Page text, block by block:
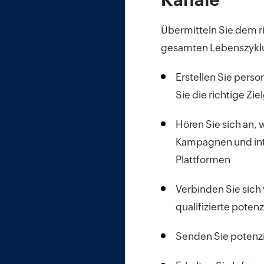
Übermitteln Sie dem
gesamten
Erstellen Sie
Sie die richtige
Hören Sie sich
Kampagnen und
Plattformen
Verbinden Sie
qualifizierte
Senden Sie